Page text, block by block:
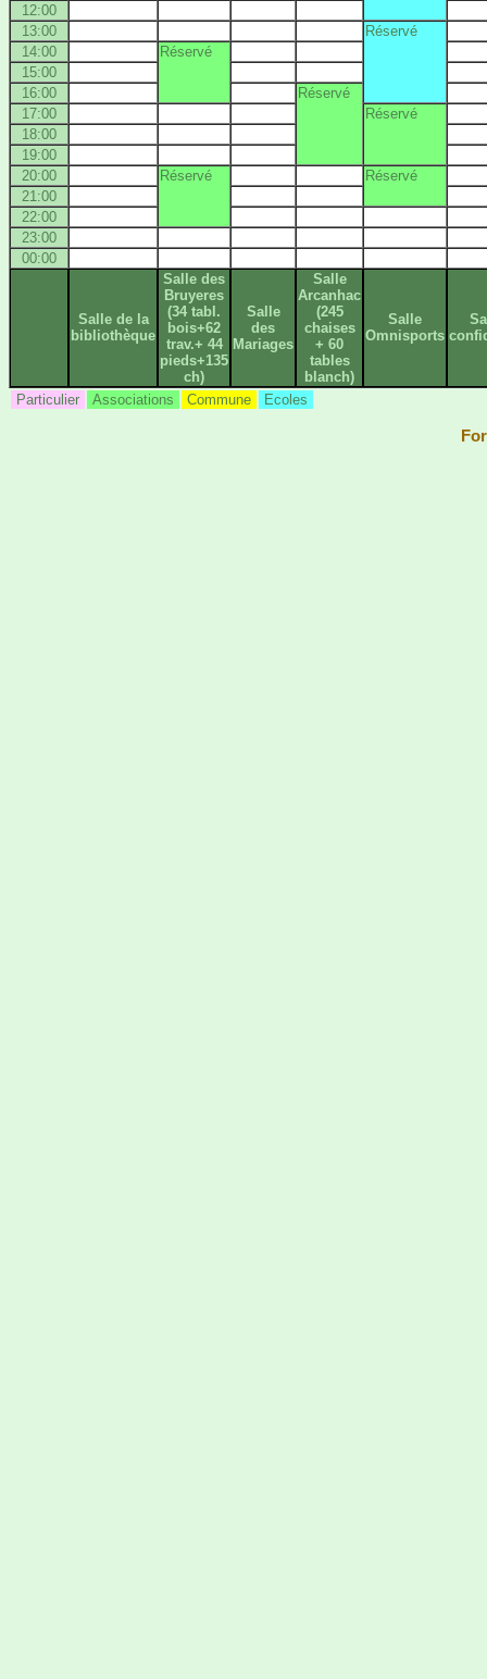
12:00
13:00
Réservé
14:00
Réservé
15:00
16:00
Réservé
17:00
Réservé
18:00
19:00
20:00
Réservé
Réservé
21:00
22:00
23:00
00:00
Salle de la
bibliothèque
Salle des
Bruyeres
(34 tabl.
bois+62
trav.+ 44
pieds+135
ch)
Salle
des
Mariages
Salle
Arcanhac
(245
chaises
+ 60
tables
blanch)
Salle
Omnisports
Particulier Associations Commune Ecoles